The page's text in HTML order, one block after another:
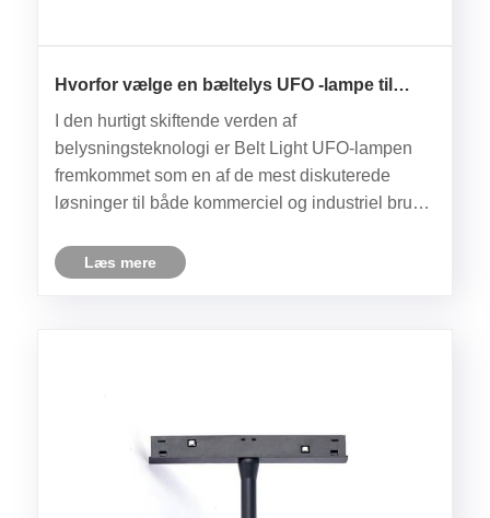
Hvorfor vælge en bæltelys UFO -lampe til
I den hurtigt skiftende verden af ​​
belysningsteknologi er Belt Light UFO-lampen
fremkommet som en af ​​de mest diskuterede
løsninger til både kommerciel og industriel brug.
LED-lys eller traditionelle halogenlamper, men
alligevel forstår få, hvad der adskille......
Læs mere